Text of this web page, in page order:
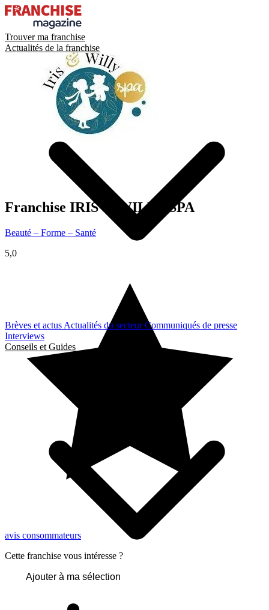
Trouver ma franchise
Actualités de la franchise
Brèves et actus Actualités du secteurCommuniqués de presse
Interviews
Conseils et Guides
Franchise IRIS & WILLY SPA
Beauté – Forme – Santé
5,0
avis consommateurs
Cette franchise vous intéresse ?
Ajouter à ma sélection